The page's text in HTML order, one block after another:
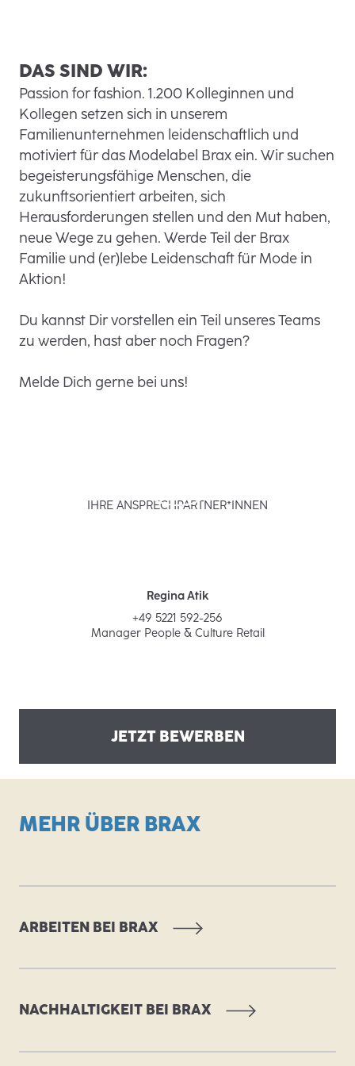
DAS SIND WIR:
Passion for fashion. 1.200 Kolleginnen und
Kollegen setzen sich in unserem
Familienunternehmen leidenschaftlich und
motiviert für das Modelabel Brax ein. Wir suchen
begeisterungsfähige Menschen, die
zukunftsorientiert arbeiten, sich
Herausforderungen stellen und den Mut haben,
neue Wege zu gehen. Werde Teil der Brax
Familie und (er)lebe Leidenschaft für Mode in
Aktion!
Du kannst Dir vorstellen ein Teil unseres Teams
zu werden, hast aber noch Fragen?
Melde Dich gerne bei uns!
IHRE ANSPRECHPARTNER*INNEN
Regina Atik
+49 5221 592-256
Manager People & Culture Retail
JETZT BEWERBEN
MEHR ÜBER BRAX
ARBEITEN BEI BRAX
NACHHALTIGKEIT BEI BRAX